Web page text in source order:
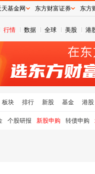
行情 数据 全球 美股 港
板块 排行 新股 基金 港股
个股研报 新股申购 转债申购
天基金网 东方财富证券 东方